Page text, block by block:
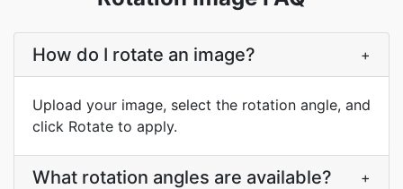
How do I rotate an image? +
Upload your image, select the rotation angle, and
click Rotate to apply.
What rotation angles are available? +